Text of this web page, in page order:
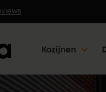
Kozijnen